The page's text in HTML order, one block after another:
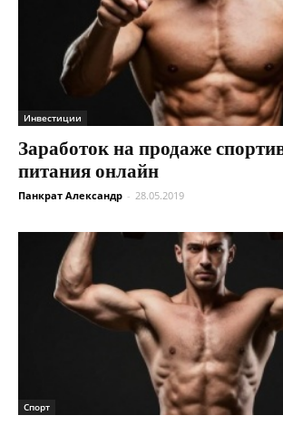
Инвестиции
Заработок на продаже
питания онлайн
Панкрат Александр - 28.05.2019
Спорт